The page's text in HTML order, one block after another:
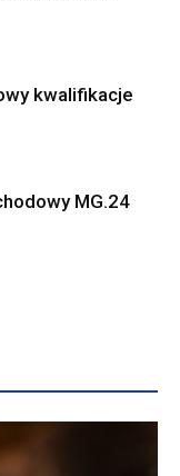
kwalifikacje
MG.24